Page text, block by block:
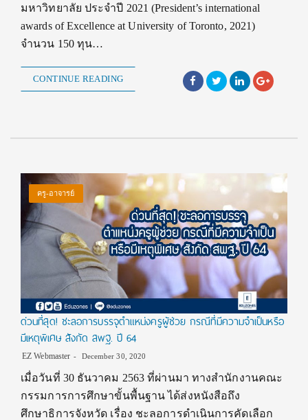
มหาวิทยาลัย ประจำปี 2021 (President’s international
awards of Excellence at University of Toronto, 2021)
จำนวน 150 ทุน…
CONTINUE READING
ครู-อาจารย์
ด่วนที่สุด! ชะลอการบรรจุตำแหน่งครูผู้ช่วย กรณีที่มีความจำเป็นหรือ
มีเหตุพิเศษ สังกัด สพฐ. ปี 64
EZ Webmaster December 30, 2020
เมื่อวันที่ 30 ธันวาคม 2563 ที่ผ่านมา ทางสำนักงานคณะ
กรรมการการศึกษาขั้นพื้นฐาน ได้ส่งหนังสือถึง
ศึกษาธิการจังหวัด เรื่อง ชะลอการดำเนินการคัดเลือก